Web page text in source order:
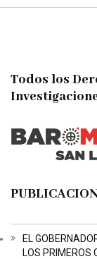
Todos los
EL
LOS PRIMEROS